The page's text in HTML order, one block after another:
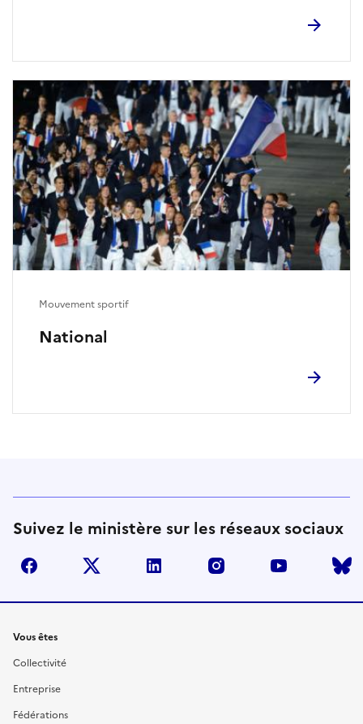
National
Mouvement sportif
Suivez le ministère sur les réseaux sociaux
facebook twitter linkedin instagram youtube
Liens
Vous êtes
Collectivité
Entreprise
Fédérations